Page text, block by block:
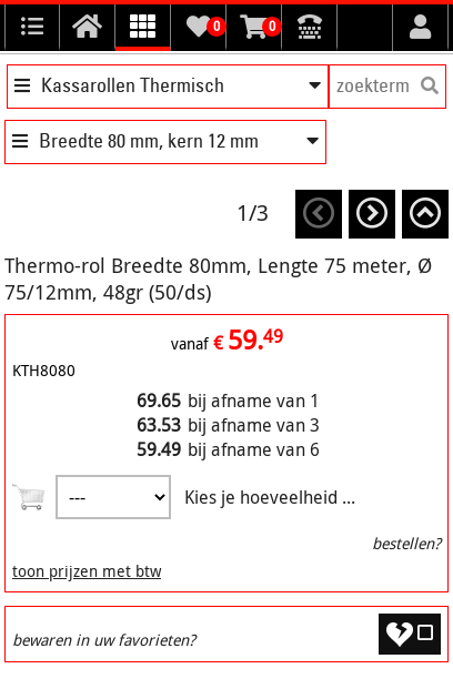
0 0
Kassarollen Thermisch
Breedte 80 mm, kern 12 mm
1/3
Thermo-rol Breedte 80mm, Lengte 75 meter, Ø
75/12mm, 48gr (50/ds)
vanaf €59.49
KTH8080
69.65 bij afname van 1
63.53 bij afname van 3
59.49 bij afname van 6
Kies je hoeveelheid ...
bestellen?
toon prijzen met btw
bewaren in uw favorieten?